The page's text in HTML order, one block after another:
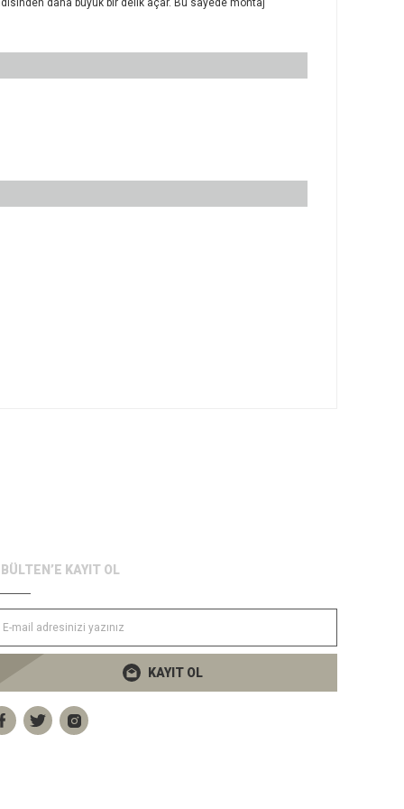
daha büyük bir delik açar. Bu sayede montaj
KAYIT OL
KAYIT OL